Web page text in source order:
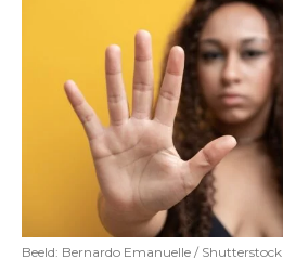
Beeld: Bernardo Emanuelle / Shutterstock